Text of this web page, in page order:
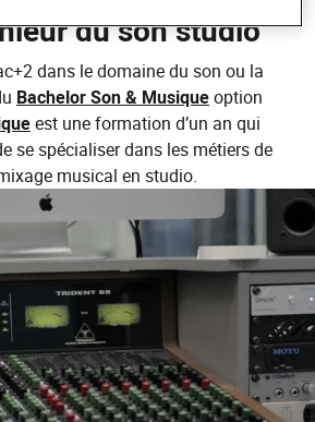
du son studio
dans le domaine du son ou la
Bachelor Son & Musiqueoption
est une formation d’un an qui
se spécialiser dans les métiers de
musical en studio.